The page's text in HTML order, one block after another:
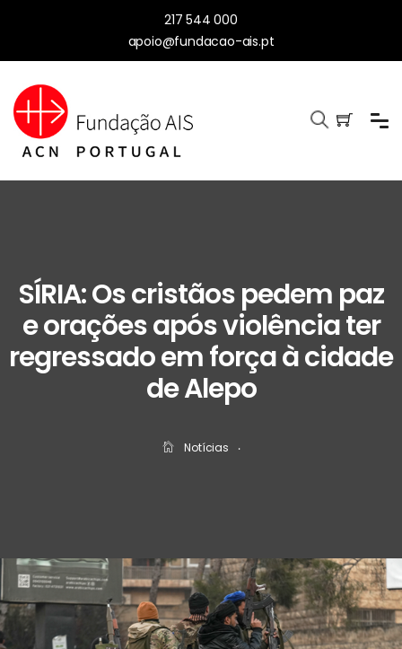
217 544 000
apoio@fundacao-ais.pt
SÍRIA: Os cristãos pedem paz
e orações após violência ter
regressado em força à cidade
de Alepo
Notícias ‧